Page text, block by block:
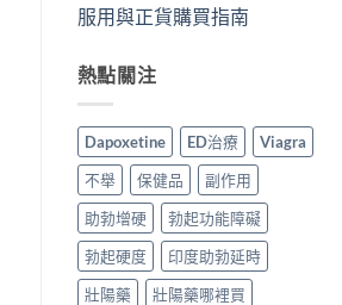
服用與正貨購買指南
熱點關注
Dapoxetine ED治療
Viagra
不舉
保健品
副作用
助勃增硬
勃起功能障礙
勃起硬度
印度助勃延時
壯陽藥
壯陽藥哪裡買